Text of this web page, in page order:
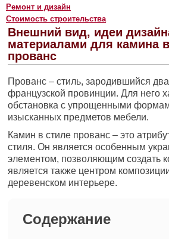
Ремонт и дизайн
Стоимость строительства
Внешний вид, идеи
материалами для камина
прованс
Прованс – стиль, зародившийся
французской провинции. Для него
обстановка с упрощенными
изысканных предметов мебели.
Камин в стиле прованс – это
стиля. Он является особенным
элементом, позволяющим создать
является также центром
деревенском интерьере.
Содержание